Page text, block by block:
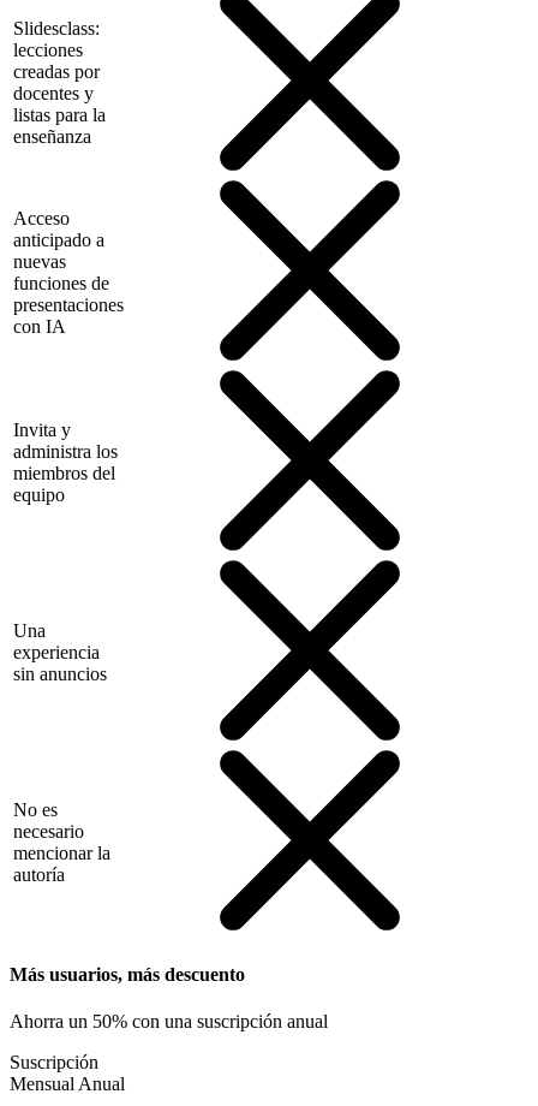
Slidesclass:
lecciones
creadas por
docentes y
listas para la
enseñanza
Acceso
anticipado a
nuevas
funciones de
presentaciones
con IA
Invita y
administra los
miembros del
equipo
Una
experiencia
sin anuncios
No es
necesario
mencionar la
autoría
Más usuarios, más descuento
Ahorra un 50% con una suscripción anual
Suscripción
Mensual Anual